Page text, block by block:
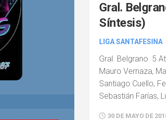
Gral.
Síntesis)
LIGA SANTAFESINA
Gral. Belgrano 5
Mauro Vernaza,
Santiago Cuello,
Sebastián Farías,
30 DE MAYO DE